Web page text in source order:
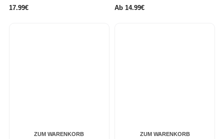
17.99€
Ab 14.99€
ZUM WARENKORB
ZUM WARENKORB